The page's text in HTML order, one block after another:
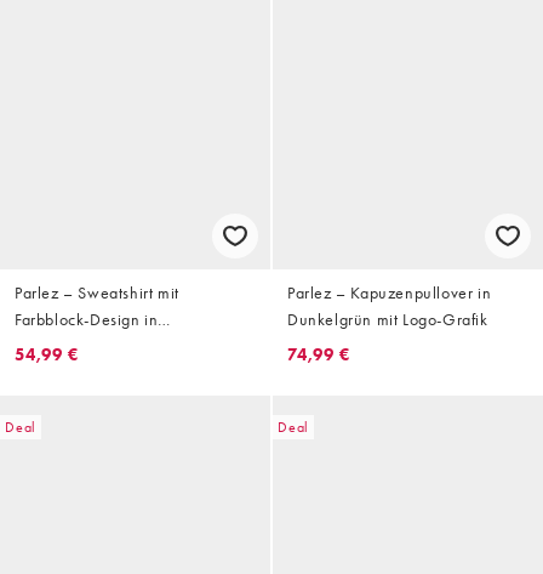
Parlez – Sweatshirt mit
Farbblock-Design in
Grau/Orange, Logo und kurzer
54,99 €
Parlez – Kapuzenpullover in
Dunkelgrün mit Logo-Grafik
74,99 €
Deal Deal